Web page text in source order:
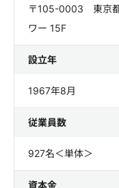
〒105-0003 東京都
ワー 15F
設立年
1967年8月
従業員数
927名＜単体＞
資本金